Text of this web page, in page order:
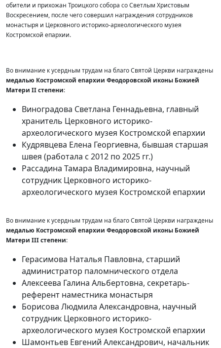
обители и прихожан Троицкого собора со Светлым Христовым
Воскресением, после чего совершил награждения сотрудников
монастыря и Церковного историко-археологического музея
Костромской епархии.
Во внимание к усердным трудам на благо Святой Церкви награждены
медалью Костромской епархии Феодоровской иконы Божией
Матери II степени:
Виноградова Светлана Геннадьевна, главный
хранитель Церковного историко-
археологического музея Костромской епархии
Кудрявцева Елена Георгиевна, бывшая старшая
швея (работала с 2012 по 2025 гг.)
Рассадина Тамара Владимировна, научный
сотрудник Церковного историко-
археологического музея Костромской епархии
Во внимание к усердным трудам на благо Святой Церкви награждены
медалью Костромской епархии Феодоровской иконы Божией
Матери III степени:
Герасимова Наталья Павловна, старший
администратор паломнического отдела
Алексеева Галина Альбертовна, секретарь-
референт наместника монастыря
Борисова Людмила Александровна, научный
сотрудник Церковного историко-
археологического музея Костромской епархии
Шамонтьев Евгений Александрович, начальник